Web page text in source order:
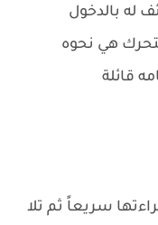
له بالدخول
هي نحوه
قائلة
سريعاً ثم تلا